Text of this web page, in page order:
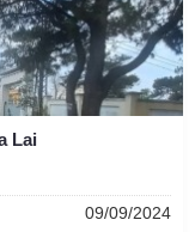
Lai
09/09/2024